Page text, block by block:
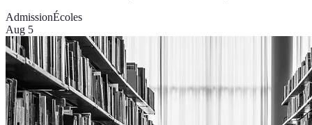
AdmissionÉcoles
Aug 5